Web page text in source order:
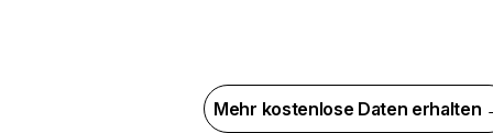
Mehr kostenlose Daten erhalten